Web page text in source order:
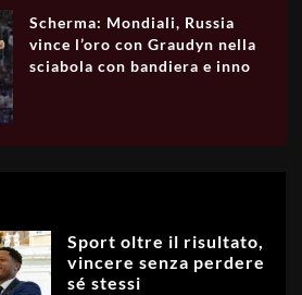
Scherma: Mondiali, Russia
vince l’oro con Graudyn nella
sciabola con bandiera e inno
Sport oltre il risultato,
vincere senza perdere
sé stessi